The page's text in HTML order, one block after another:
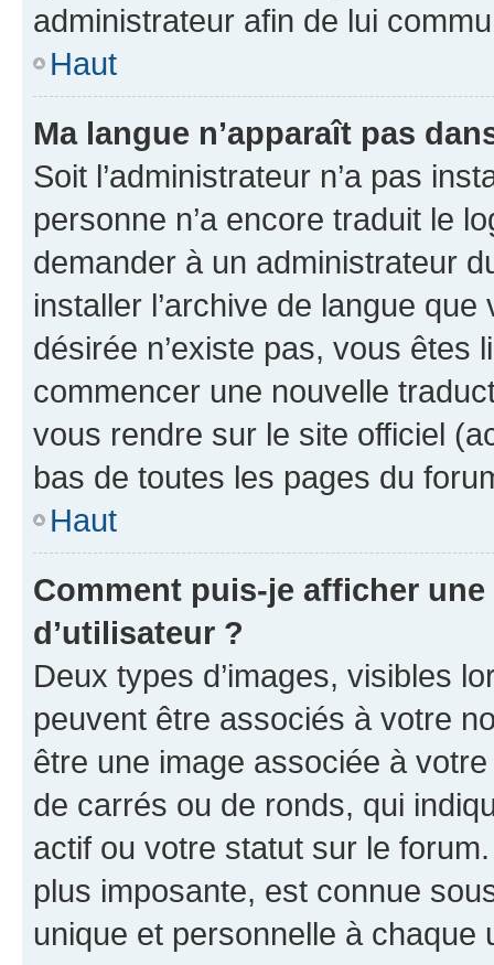
administrateur afin de lui
Haut
Ma langue n’apparaît pas
Soit l’administrateur n’a pas
personne n’a encore traduit le
demander à un administrateur
installer l’archive de langue
désirée n’existe pas, vous êtes
commencer une nouvelle
vous rendre sur le site officiel
bas de toutes les pages du
Haut
Comment puis-je afficher
d’utilisateur ?
Deux types d’images, visibles
peuvent être associés à votre
être une image associée à
de carrés ou de ronds, qui
actif ou votre statut sur le
plus imposante, est connue
unique et personnelle à chaque